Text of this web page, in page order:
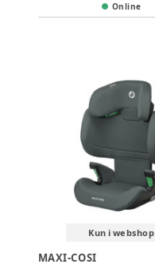
Online
Kun i webshop
MAXI-COSI